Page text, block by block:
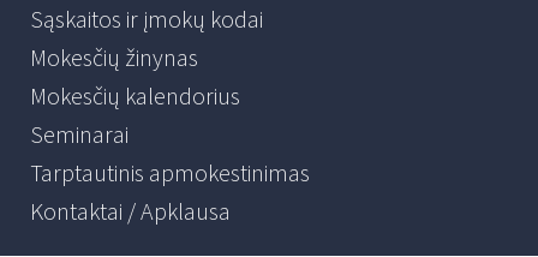
Sąskaitos ir įmokų kodai
Mokesčių žinynas
Mokesčių kalendorius
Seminarai
Tarptautinis apmokestinimas
Kontaktai / Apklausa